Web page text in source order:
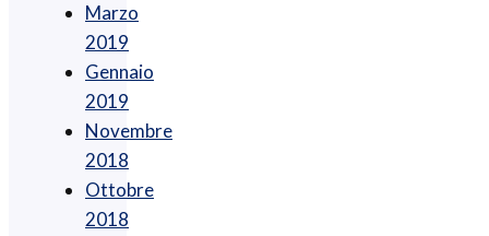
Marzo
2019
Gennaio
2019
Novembre
2018
Ottobre
2018